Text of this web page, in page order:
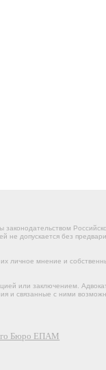
законодательством
допускается без
личное мнение и
или заключением.
и связанные с ними
Бюро ЕПАМ